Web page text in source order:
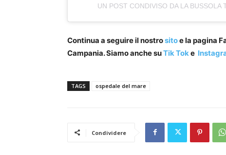
UN POST CONDIVISO DA LA BUSSOLA
Continua a seguire il nostrositoe la pagina
Campania. Siamo anche suTik Tok e
TAGS ospedale del mare
Condividere